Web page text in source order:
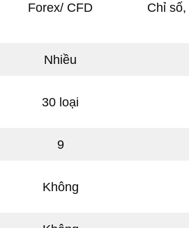
Forex/ CFD
Chỉ
Nhiều
30 loại
9
Không